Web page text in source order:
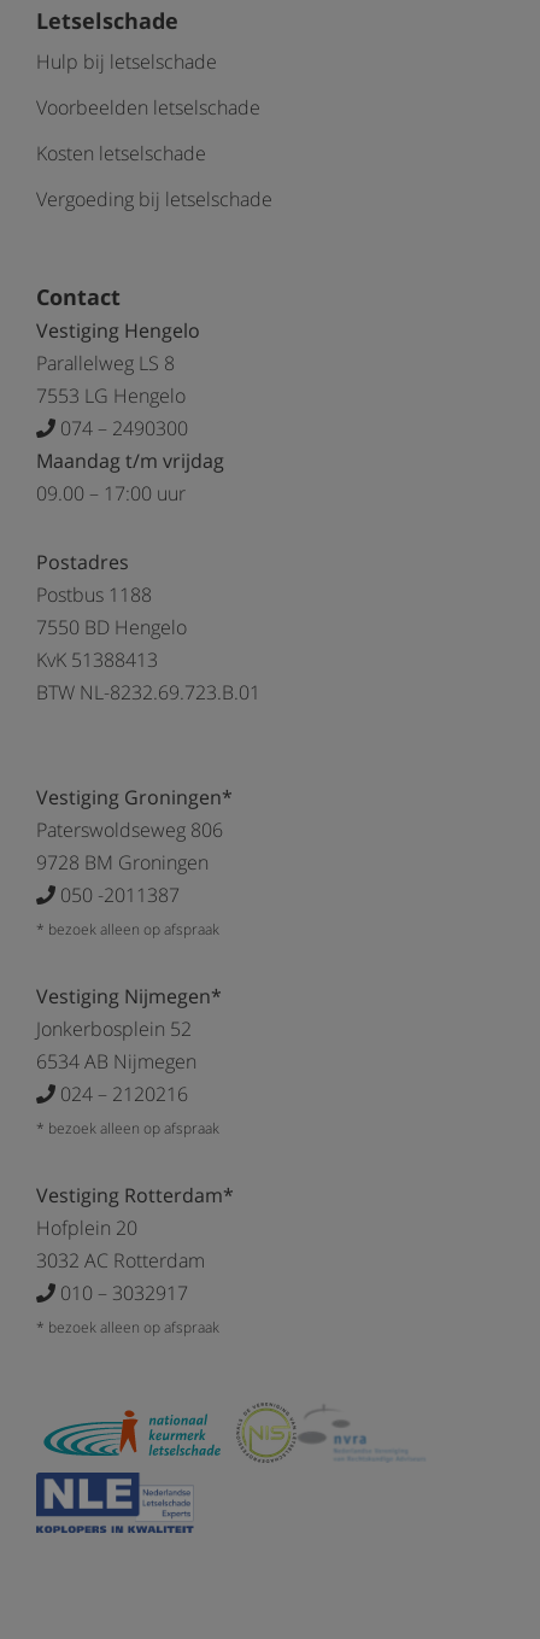
Letselschade
Hulp bij letselschade
Voorbeelden letselschade
Kosten letselschade
Vergoeding bij letselschade
Contact
Vestiging Hengelo
Parallelweg LS 8
7553 LG Hengelo
074 – 2490300
Maandag t/m vrijdag
09.00 – 17:00 uur
Postadres
Postbus 1188
7550 BD Hengelo
KvK 51388413
BTW NL-8232.69.723.B.01
Vestiging Groningen*
Paterswoldseweg 806
9728 BM Groningen
050 -2011387
* bezoek alleen op afspraak
Vestiging Nijmegen*
Jonkerbosplein 52
6534 AB Nijmegen
024 – 2120216
* bezoek alleen op afspraak
Vestiging Rotterdam*
Hofplein 20
3032 AC Rotterdam
010 – 3032917
* bezoek alleen op afspraak